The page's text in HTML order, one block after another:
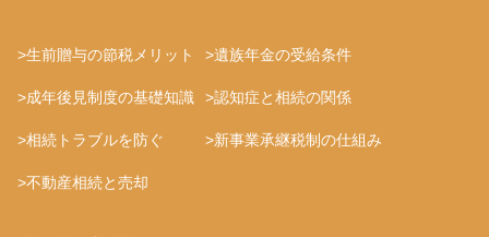
>生前贈与の節税メリット
>成年後見制度の基礎知識
>相続トラブルを防ぐ
>不動産相続と売却
>遺族年金の受給条件
>認知症と相続の関係
>新事業承継税制の仕組み